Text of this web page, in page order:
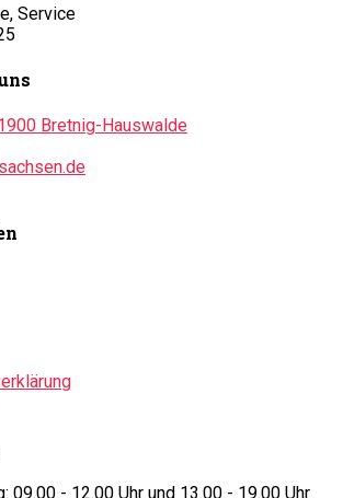
Service
Bretnig-Hauswalde
09.00 - 12.00 Uhr und 13.00 - 19.00 Uhr